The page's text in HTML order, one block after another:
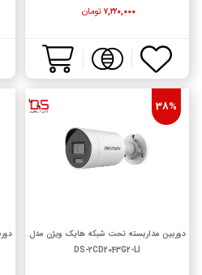
۷,۲۲۰,۰۰۰ تومان
38%
دوربین مداربسته تحت شبکه هایک ویژن مدل
DS-2CD2043G2-LI